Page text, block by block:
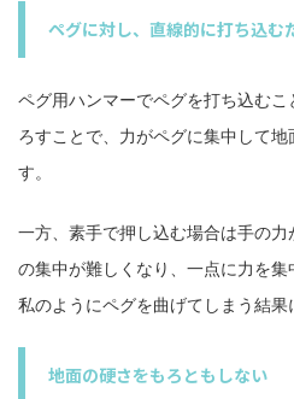
ペグに対し、直線的に打ち込む
ペグ用ハンマーでペグを打ち込む
ろすことで、力がペグに集中して
す。
一方、素手で押し込む場合は手の
の集中が難しくなり、一点に力を集
私のようにペグを曲げてしまう結果
地面の硬さをもろともしない